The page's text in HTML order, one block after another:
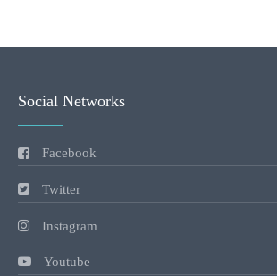
Social Networks
Facebook
Twitter
Instagram
Youtube